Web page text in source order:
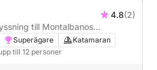
4.8(2)
till Montalbanos
Superägare
Katamaran
till 12 personer